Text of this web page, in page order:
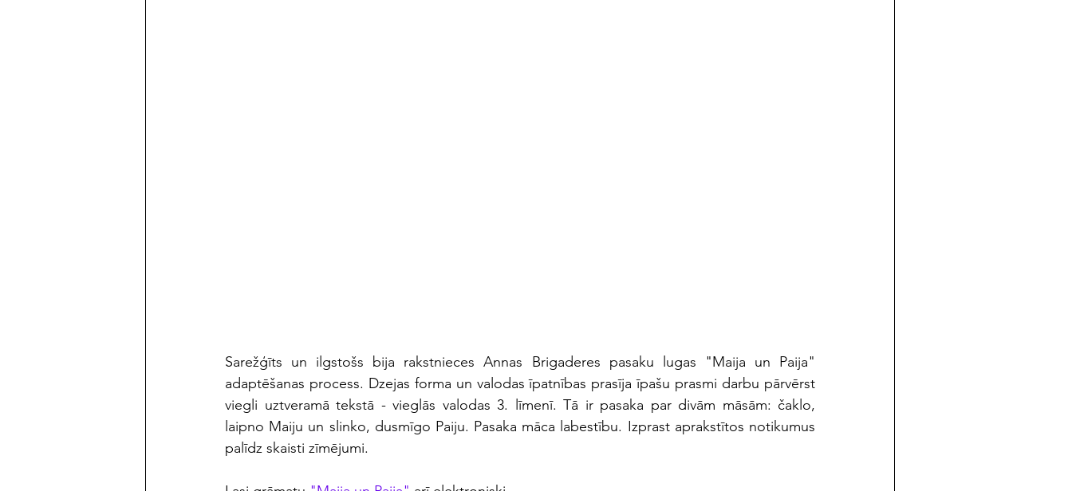
Sarežģīts un ilgstošs bija rakstnieces Annas Brigaderes pasaku lugas "Maija un Paija"
adaptēšanas process. Dzejas forma un valodas īpatnības prasīja īpašu prasmi darbu pārvērst
viegli uztveramā tekstā - vieglās valodas 3. līmenī. Tā ir pasaka par divām māsām: čaklo,
laipno Maiju un slinko, dusmīgo Paiju. Pasaka māca labestību. Izprast aprakstītos notikumus
palīdz skaisti zīmējumi.